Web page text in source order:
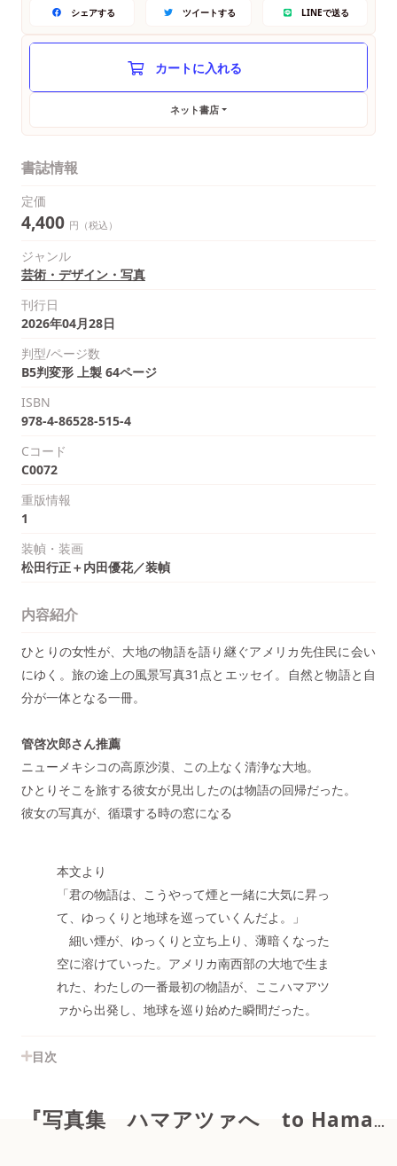
シェアする ツイートする LINEで送る
ネット書店
書誌情報
定価
4,400 円（税込）
ジャンル
芸術・デザイン・写真
刊行日
2026年04月28日
判型/ページ数
B5判変形 上製 64ページ
ISBN
978-4-86528-515-4
Cコード
C0072
重版情報
1
装幀・装画
松田行正＋内田優花／装幀
内容紹介
ひとりの女性が、大地の物語を語り継ぐアメリカ先住民に会い
にゆく。旅の途上の風景写真31点とエッセイ。自然と物語と自
分が一体となる一冊。
管啓次郎さん推薦
ニューメキシコの高原沙漠、この上なく清浄な大地。
ひとりそこを旅する彼女が見出したのは物語の回帰だった。
彼女の写真が、循環する時の窓になる
本文より
「君の物語は、こうやって煙と一緒に大気に昇っ
て、ゆっくりと地球を巡っていくんだよ。」
細い煙が、ゆっくりと立ち上り、薄暗くなった
空に溶けていった。アメリカ南西部の大地で生ま
れた、わたしの一番最初の物語が、ここハマアツ
ァから出発し、地球を巡り始めた瞬間だった。
目次
『写真集 ハマアツァへ to Hamaatsa』